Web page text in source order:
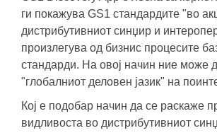
ги покажува GS1 стандардите "во
дистрибутивниот синџир и
произлегува од бизнис процесите
стандарди. На овој начин ние може
"глобалниот деловен јазик" на
Кој е подобар начин да се раскаже
видливоста во дистрибутивниот